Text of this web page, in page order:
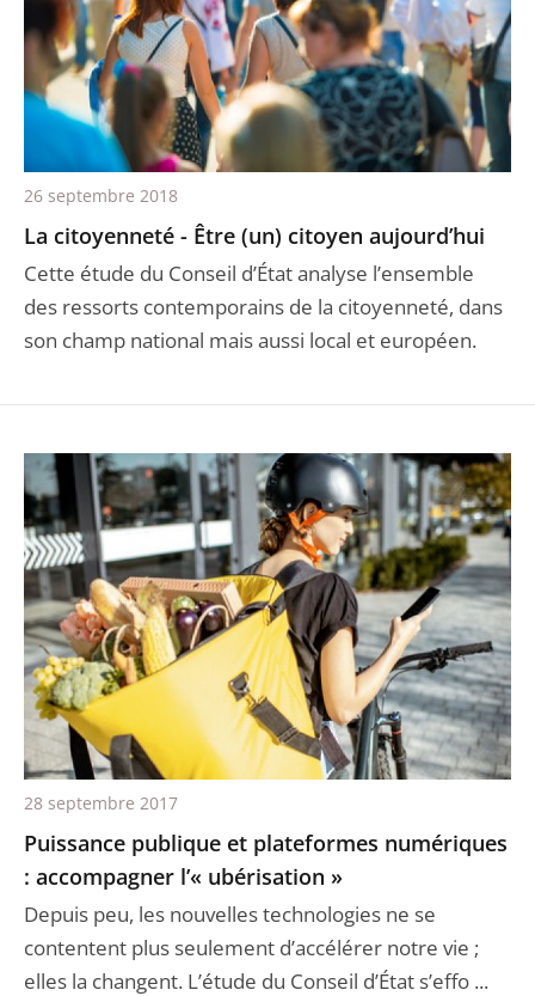
La citoyenneté - Être (un) citoyen aujourd’hui
Cette étude du Conseil d’État analyse l’ensemble
des ressorts contemporains de la citoyenneté, dans
son champ national mais aussi local et européen.
26 septembre 2018
Puissance publique et plateformes numériques
: accompagner l’« ubérisation »
Depuis peu, les nouvelles technologies ne se
contentent plus seulement d’accélérer notre vie ;
elles la changent. L’étude du Conseil d’État s’effo ...
28 septembre 2017